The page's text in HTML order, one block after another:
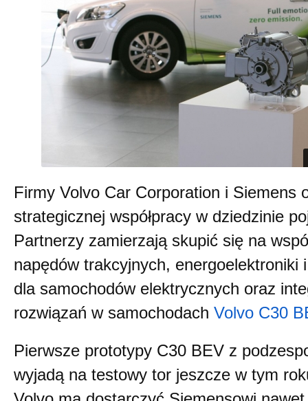
Firmy Volvo Car Corporation i Siemens
strategicznej współpracy w dziedzinie
Partnerzy zamierzają skupić się na
napędów trakcyjnych, energoelektroniki
dla samochodów elektrycznych oraz
rozwiązań w samochodach Volvo C30
Pierwsze prototypy C30 BEV z
wyjadą na testowy tor jeszcze w tym